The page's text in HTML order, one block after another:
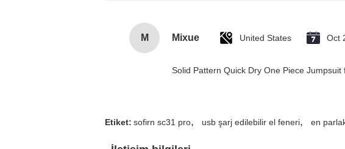
M Mixue United States Oct
Solid Pattern Quick Dry One Piece
Etiket: sofirn sc31 pro, usb şarj edilebilir el feneri, en